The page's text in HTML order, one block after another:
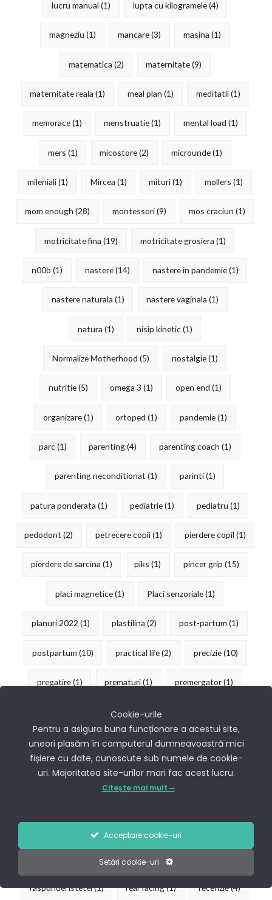
lucru manual (1) lupta cu kilogramele(4)
magneziu (1) mancare(3) masina (1)
matematica (2) maternitate(9)
maternitate reala (1) meal plan (1) meditatii(1)
memorace(1) menstruatie(1) mental load (1)
mers (1) micostore(2) microunde(1)
mileniali(1) Mircea (1) mituri(1) mollers (1)
mom enough (28) montessori(9) mos craciun (1)
motricitate fina (19) motricitate grosiera (1)
n00b (1) nastere(14) nastere in pandemie(1)
nastere naturala (1) nastere vaginala (1)
natura (1) nisip kinetic(1)
Normalize Motherhood (5) nostalgie(1)
nutritie(5) omega 3 (1) open end (1)
organizare(1) ortoped (1) pandemie(1)
parc(1) parenting(4) parenting coach (1)
parenting neconditionat (1) parinti(1)
patura ponderata (1) pediatrie(1) pediatru (1)
pedodont (2) petrecere copii(1) pierdere copil (1)
pierdere de sarcina (1) piks (1) pincer grip (15)
placi magnetice(1) Placi senzoriale(1)
planuri 2022 (1) plastilina (2) post-partum (1)
postpartum (10) practical life(2) precizie(10)
pregatire(1) prematuri(1) premergator(1)
prietena mea conni
prima carte(1) produse curatenie(1) proiecte(1)
protectia mediului(1) psiholog(1)
puzzle incastru (1) raceli dese
raspundel istetel(1) rear facing(1) recenzie(4)
Cookie-urile
Pentru a asigura buna funcționare a acestui site,
uneori plasăm în computerul dumneavoastră mici
fișiere cu date, cunoscute sub numele de cookie-
uri. Majoritatea site-urilor mari fac acest lucru.
Citește mai mult
Acceptare cookie-uri
Setări cookie-uri